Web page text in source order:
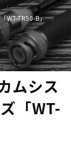
WT-TR50-B」
ムシス
「WT-